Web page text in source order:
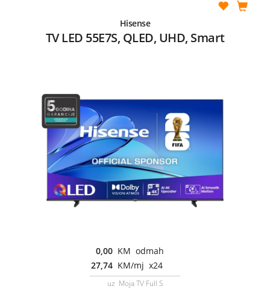
Hisense
TV LED 55E7S, QLED, UHD, Smart
0,00 KM odmah
27,74 KM/mj x24
uz Moja TV Full S